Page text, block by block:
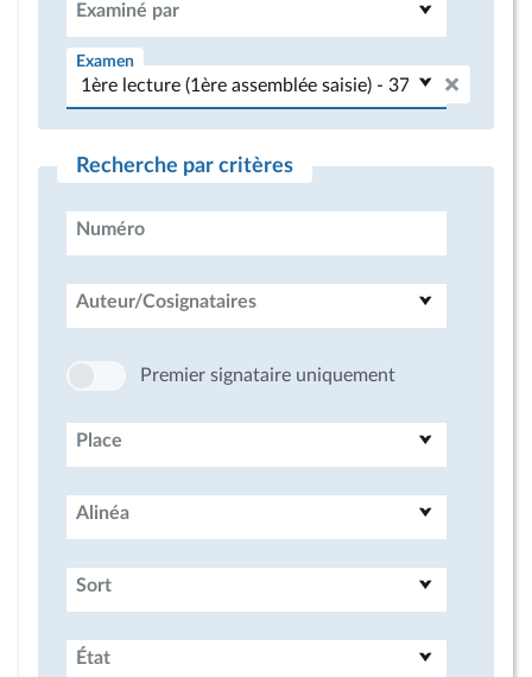
Examiné par
Examen
Recherche par critères
Numéro
Auteur/Cosignataires
Premier signataire uniquement
Place
Alinéa
Sort
État